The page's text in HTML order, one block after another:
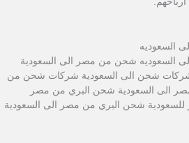
السعوديه
السعوديه شحن من مصر الى السعودية
شحن الى السعودية شركات شحن من
الى السعودية شحن البري من مصر
شحن البري من مصر الى السعودية